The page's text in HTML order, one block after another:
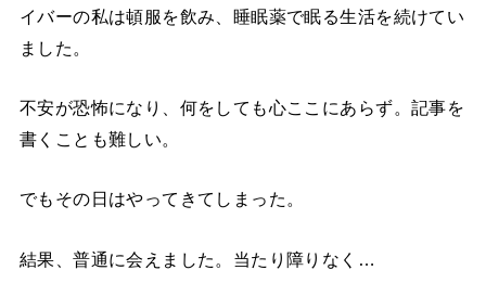
イバーの私は頓服を飲み、睡眠薬で眠る生活を続けてい
ました。
不安が恐怖になり、何をしても心ここにあらず。記事を
書くことも難しい。
でもその日はやってきてしまった。
結果、普通に会えました。当たり障りなく…